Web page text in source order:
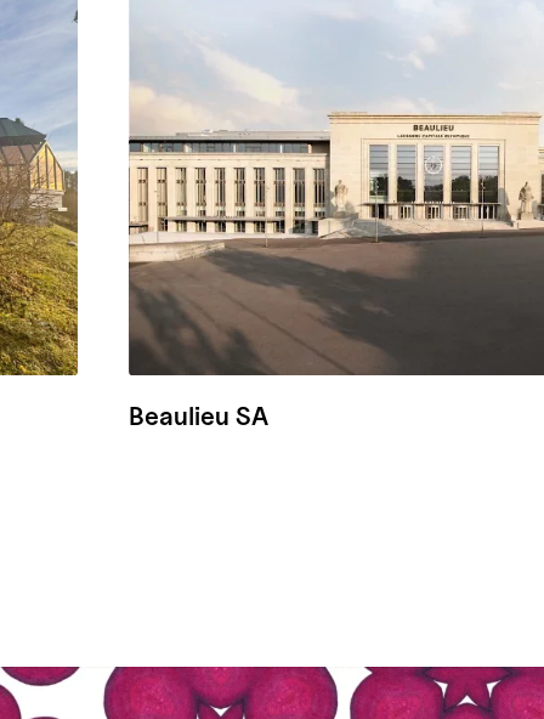
Beaulieu SA